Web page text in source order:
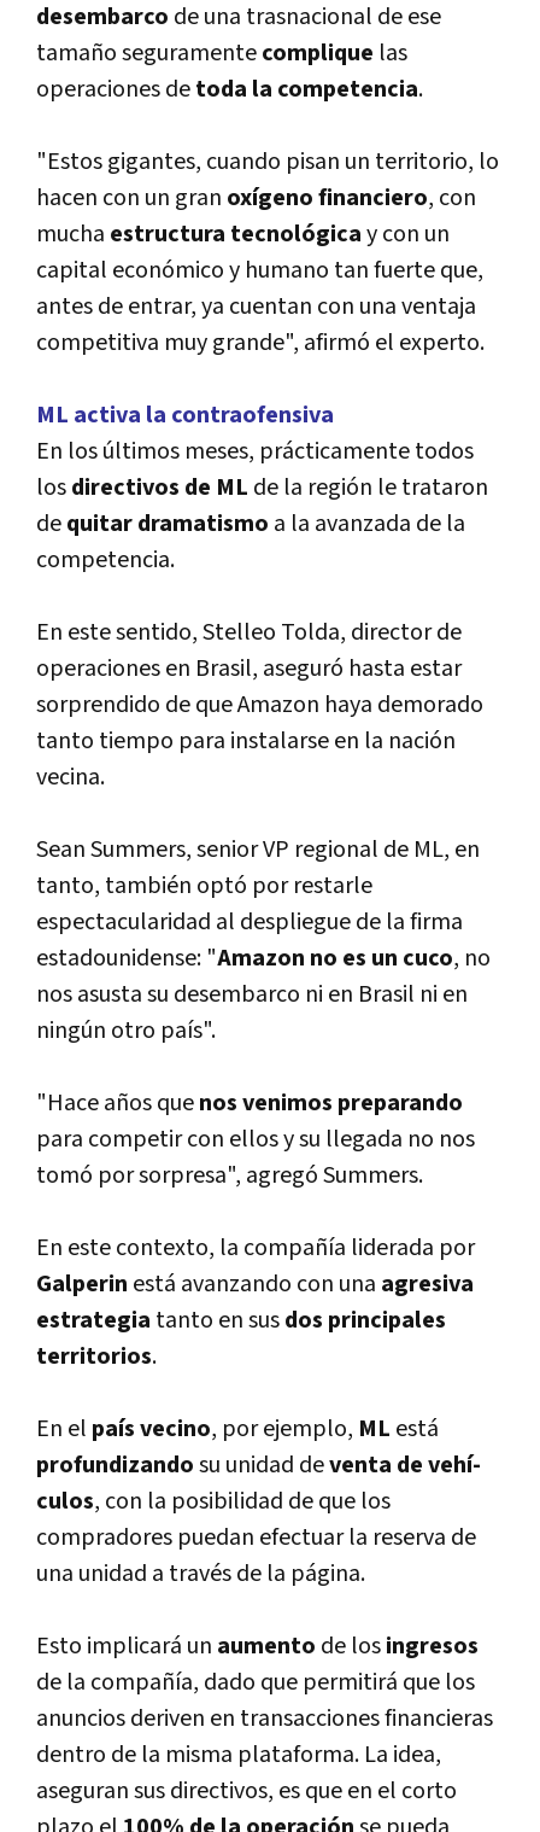
desembarco de una trasnacional de ese
tamaño seguramentecomplique las
operaciones detoda la competencia.
"Estos gigantes, cuando pisan un territorio, lo
hacen con un gran oxí­geno financiero, con
mucha estructura tecnológicay con un
capital económico y humano tan fuerte que,
antes de entrar, ya cuentan con una ventaja
competitiva muy grande", afirmó el experto.
ML activa la contraofensiva
En los últimos meses, prácticamente todos
losdirectivos de ML de la región le trataron
dequitar dramatismo a la avanzada de la
competencia.
En este sentido, Stelleo Tolda, director de
operaciones en Brasil, aseguró hasta estar
sorprendido de que Amazon haya demorado
tanto tiempo para instalarse en la nación
vecina.
Sean Summers, senior VP regional de ML, en
tanto, también optó por restarle
espectacularidad al despliegue de la firma
estadounidense: "Amazon no es un cuco, no
nos asusta su desembarco ni en Brasil ni en
ningún otro paí­s".
"Hace años quenos venimos preparando
para competir con ellos y su llegada no nos
tomó por sorpresa", agregó Summers.
En este contexto, la compañí­a liderada por
Galperin está avanzando con una agresiva
estrategia tanto en susdos principales
territorios.
En el paí­s vecino, por ejemplo, ML está
profundizandosu unidad deventa de vehí­
culos, con la posibilidad de que los
compradores puedan efectuar la reserva de
una unidad a través de la página.
Esto implicará un aumento de losingresos
de la compañí­a, dado que permitirá que los
anuncios deriven en transacciones financieras
dentro de la misma plataforma. La idea,
aseguran sus directivos, es que en el corto